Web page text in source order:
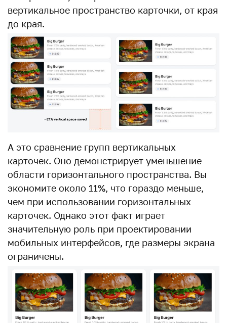
вертикальное пространство карточки, от края
до края.
А это сравнение групп вертикальных
карточек. Оно демонстрирует уменьшение
области горизонтального пространства. Вы
экономите около 11%, что гораздо меньше,
чем при использовании горизонтальных
карточек. Однако этот факт играет
значительную роль при проектировании
мобильных интерфейсов, где размеры экрана
ограничены.